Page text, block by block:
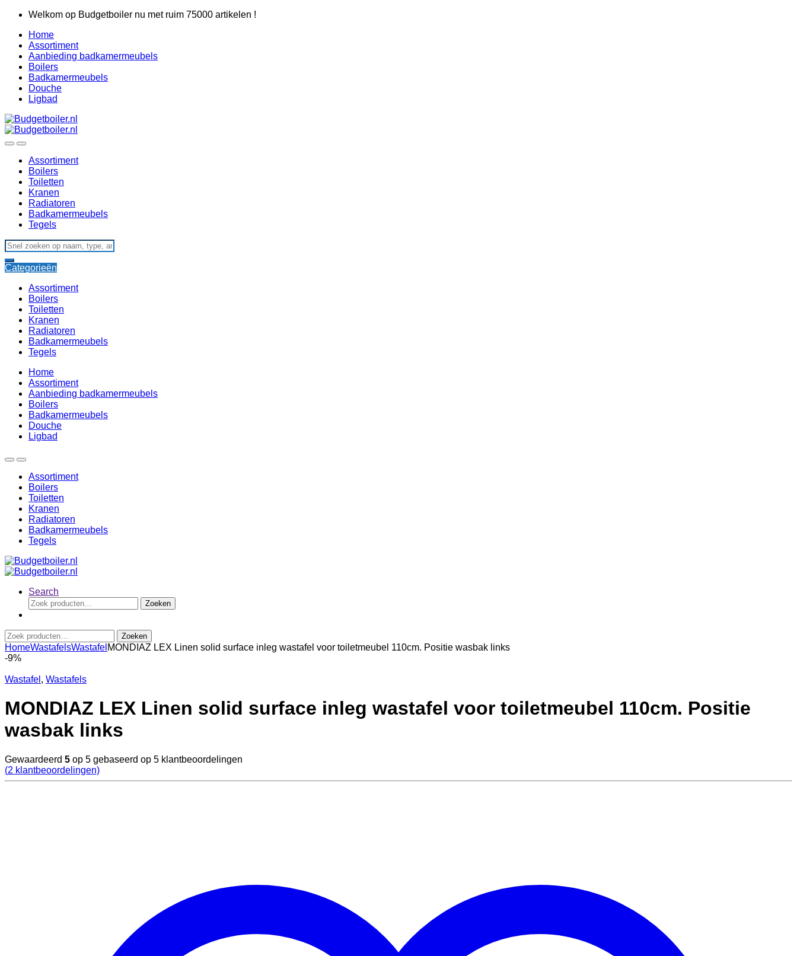
Skip
navigation
Skip
content
Welkom op Budgetboiler nu met ruim 75000 artikelen !
Home
Assortiment
Aanbieding badkamermeubels
Boilers
Badkamermeubels
Douche
Ligbad
Assortiment
Boilers
Toiletten
Kranen
Radiatoren
Badkamermeubels
Tegels
Search
for:
Categorieën
Assortiment
Boilers
Toiletten
Kranen
Radiatoren
Badkamermeubels
Tegels
Home
Assortiment
Aanbieding badkamermeubels
Boilers
Badkamermeubels
Douche
Ligbad
Assortiment
Boilers
Toiletten
Kranen
Radiatoren
Badkamermeubels
Tegels
Search
Zoeken
naar:
Zoeken
Zoeken
naar:
Zoeken
HomeWastafelsWastafel MONDIAZ LEX Linen solid surface inleg wastafel voor toiletmeubel 110cm. Positie wasbak links
-9%
Wastafel , Wastafels
MONDIAZ LEX Linen solid surface inleg wastafel voor toiletmeubel 110cm. Positie
wasbak links
Gewaardeerd 5 op 5 gebaseerd op 5 klantbeoordelingen
(2 klantbeoordelingen)